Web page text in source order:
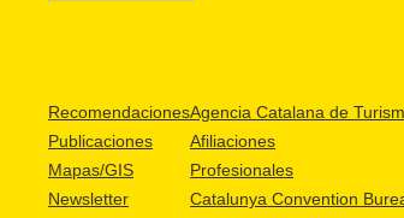
Recomendaciones
Publicaciones
Mapas/GIS
Newsletter
Agencia Catalana de
Afiliaciones
Profesionales
Catalunya Convention